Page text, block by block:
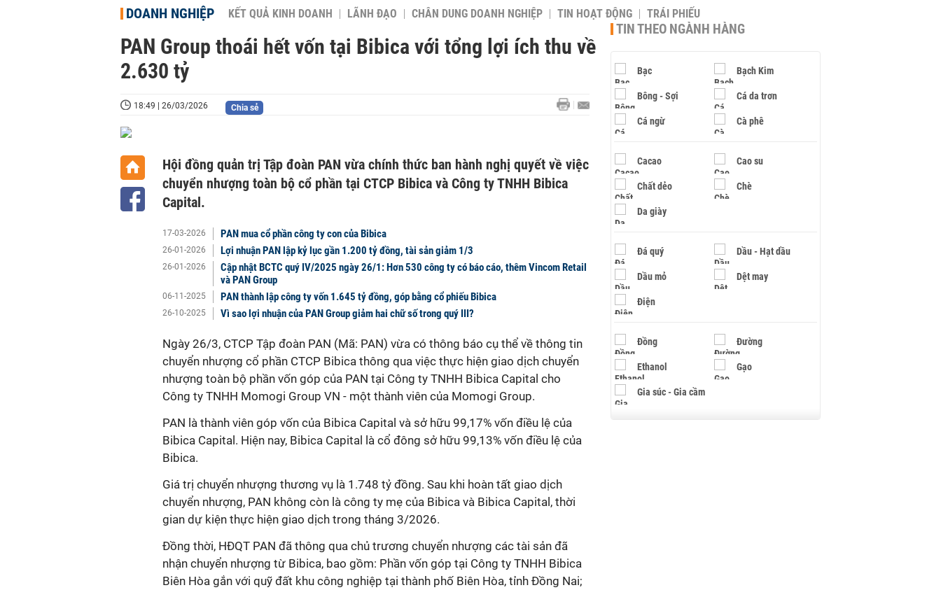
DOANH NGHIỆP KẾT QUẢ KINH DOANH LÃNH ĐẠO CHÂN DUNG DOANH NGHIỆP TIN HOẠT ĐỘNG TRÁI PHIẾU
PAN Group thoái hết vốn tại Bibica với tổng lợi ích thu về
2.630 tỷ
18:49 | 26/03/2026 Chia sẻ
Hội đồng quản trị Tập đoàn PAN vừa chính thức ban hành nghị quyết về việc
chuyển nhượng toàn bộ cổ phần tại CTCP Bibica và Công ty TNHH Bibica
Capital.
17-03-2026 PAN mua cổ phần công ty con của Bibica
26-01-2026 Lợi nhuận PAN lập kỷ lục gần 1.200 tỷ đồng, tài sản giảm 1/3
26-01-2026
Cập nhật BCTC quý IV/2025 ngày 26/1: Hơn 530 công ty có báo cáo, thêm Vincom Retail
và PAN Group
06-11-2025 PAN thành lập công ty vốn 1.645 tỷ đồng, góp bằng cổ phiếu Bibica
26-10-2025 Vì sao lợi nhuận của PAN Group giảm hai chữ số trong quý III?
Ngày 26/3, CTCP Tập đoàn PAN (Mã: PAN) vừa có thông báo cụ thể về thông tin
chuyển nhượng cổ phần CTCP Bibica thông qua việc thực hiện giao dịch chuyển
nhượng toàn bộ phần vốn góp của PAN tại Công ty TNHH Bibica Capital cho
Công ty TNHH Momogi Group VN - một thành viên của Momogi Group.
PAN là thành viên góp vốn của Bibica Capital và sở hữu 99,17% vốn điều lệ của
Bibica Capital. Hiện nay, Bibica Capital là cổ đông sở hữu 99,13% vốn điều lệ của
Bibica.
Giá trị chuyển nhượng thương vụ là 1.748 tỷ đồng. Sau khi hoàn tất giao dịch
chuyển nhượng, PAN không còn là công ty mẹ của Bibica và Bibica Capital, thời
gian dự kiện thực hiện giao dịch trong tháng 3/2026.
Đồng thời, HĐQT PAN đã thông qua chủ trương chuyển nhượng các tài sản đã
nhận chuyển nhượng từ Bibica, bao gồm: Phần vốn góp tại Công ty TNHH Bibica
Biên Hòa gắn với quỹ đất khu công nghiệp tại thành phố Biên Hòa, tỉnh Đồng Nai;
TIN THEO NGÀNH HÀNG
Bạc Bạch Kim
Bông - Sợi Cá da trơn
Cá ngừ Cà phê
Cacao Cao su
Chất dẻo Chè
Da giày
Đá quý Dầu - Hạt dầu
Dầu mỏ Dệt may
Điện
Đồng Đường
Ethanol Gạo
Gia súc - Gia cầm